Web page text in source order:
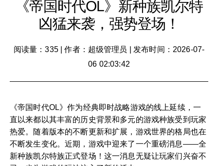
《帝国时代OL》新种族凯尔特
凶猛来袭，强势登场！
阅读量：335|作者：超级管理员
发布时间：2026-07-
06 02:03:42
《帝国时代OL》作为经典即时战略游戏的线上延续，一
直以来都以其丰富的历史背景和多元的游戏种族受到玩家
热爱。随着版本的不断更新和扩展，游戏世界的格局也在
不断发生变化。近期，游戏中迎来了一个重磅消息——全
新种族凯尔特族正式登场！这一消息无疑让玩家们兴奋不